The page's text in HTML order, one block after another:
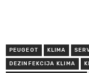
PEUGEOT KLIMA
DEZINFEKCIJA KLIMA